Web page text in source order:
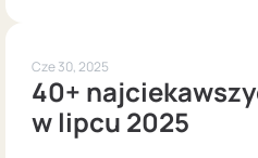
Cze 30, 2025
40+
w lipcu 2025